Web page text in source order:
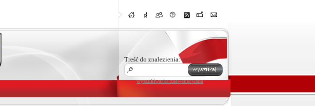
Treść do znalezienia:
wyszukiwarka zaawansowana